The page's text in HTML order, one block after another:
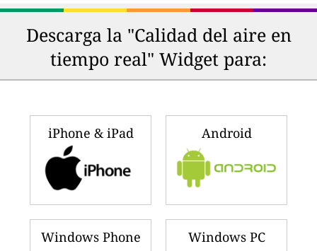
Descarga la "Calidad del aire en
tiempo real" Widget para:
iPhone & iPad Android
Windows Phone Windows PC